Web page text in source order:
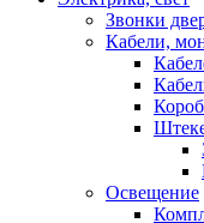
Звонки
Кабели,
Освещение